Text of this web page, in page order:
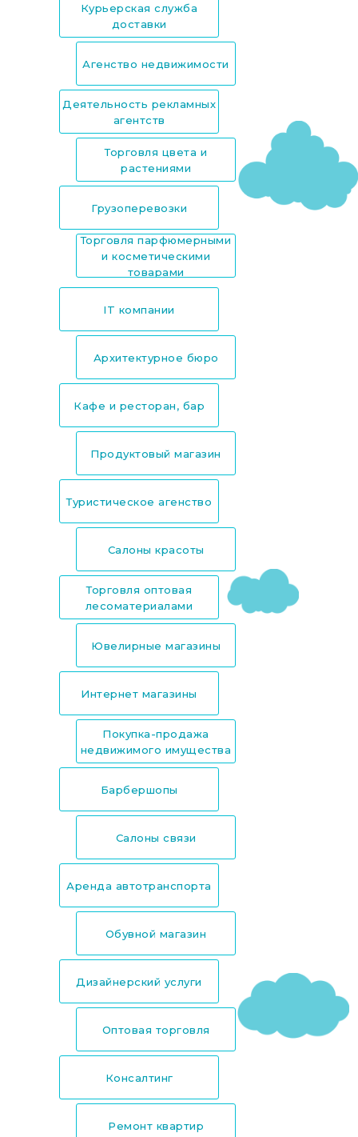
Кафе и ресторан, бар
Деятельность рекламных
агентств
Салоны красоты
Дизайнерский услуги
Интернет магазины
Салоны связи
Ремонт квартир
Туристическое агенство
Агенство недвижимости
Архитектурное бюро
Грузоперевозки
Ювелирные магазины
Консалтинг
Барбершопы
Обувной магазин
Торговля парфюмерными
и косметическими
товарами
Курьерская служба
доставки
Продуктовый магазин
IT компании
Торговля цвета и
растениями
Торговля оптовая
лесоматериалами
Оптовая торговля
Покупка-продажа
недвижимого имущества
Аренда автотранспорта